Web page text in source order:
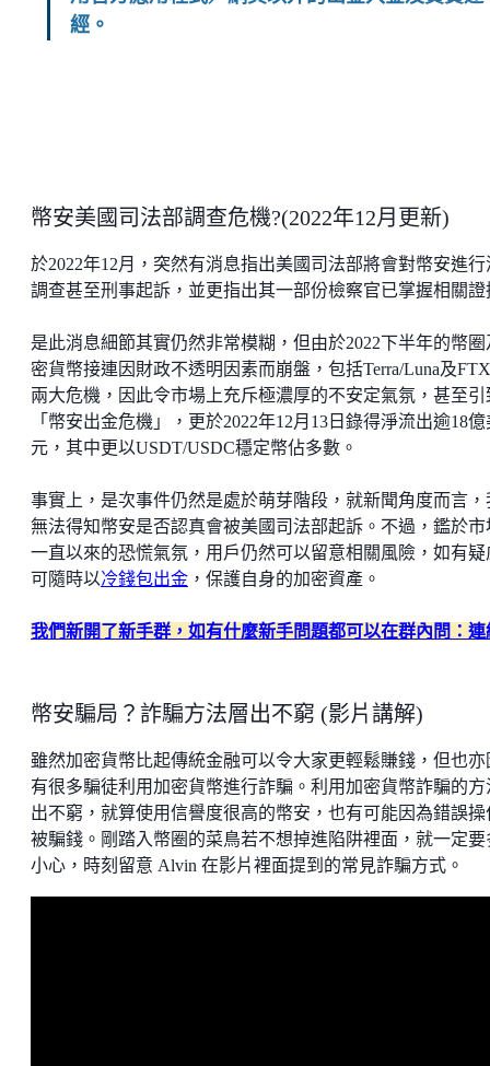
經。
幣安美國司法部調查危機?(2022年12月更新)
於2022年12月，突然有消息指出美國司法部將會對幣安進行
調查甚至刑事起訴，並更指出其一部份檢察官已掌握相關證
是此消息細節其實仍然非常模糊，但由於2022下半年的幣圈
密貨幣接連因財政不透明因素而崩盤，包括Terra/Luna及
兩大危機，因此令市場上充斥極濃厚的不安定氣氛，甚至引
「幣安出金危機」，更於2022年12月13日錄得淨流出逾18億
元，其中更以USDT/USDC穩定幣佔多數。
事實上，是次事件仍然是處於萌芽階段，就新聞角度而言，
無法得知幣安是否認真會被美國司法部起訴。不過，鑑於市
一直以來的恐慌氣氛，用戶仍然可以留意相關風險，如有疑
可隨時以冷錢包出金 ，保護自身的加密資產。
我們新開了新手群，如有什麼新手問題都可以在群內問：連
幣安騙局？詐騙方法層出不窮 (影片講解)
雖然加密貨幣比起傳統金融可以令大家更輕鬆賺錢，但也亦
有很多騙徒利用加密貨幣進行詐騙。利用加密貨幣詐騙的方
出不窮，就算使用信譽度很高的幣安，也有可能因為錯誤操
被騙錢。剛踏入幣圈的菜鳥若不想掉進陷阱裡面，就一定要
小心，時刻留意 Alvin 在影片裡面提到的常見詐騙方式。